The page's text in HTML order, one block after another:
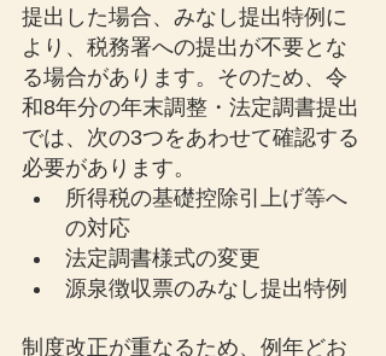
提出した場合、みなし提出特例に
より、税務署への提出が不要とな
る場合があります。そのため、令
和8年分の年末調整・法定調書提出
では、次の3つをあわせて確認する
必要があります。
所得税の基礎控除引上げ等へ
の対応
法定調書様式の変更
源泉徴収票のみなし提出特例
制度改正が重なるため、例年どお